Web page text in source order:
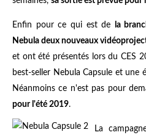
Enfin pour ce qui est de
la
Nebula deux nouveaux
et ont été présentés lors du CES
best-seller Nebula Capsule et une
Néanmoins ce n'est pas pour
pour l'été 2019.
La